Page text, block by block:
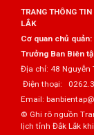
TRANG THÔNG
LẮK
Cơ quan chủ
Trưởng Ban Biên
Địa chỉ: 48 Nguyễn
Điện thoại:
Email:
© Ghi rõ nguồn
lịch tỉnh Đắk Lắk